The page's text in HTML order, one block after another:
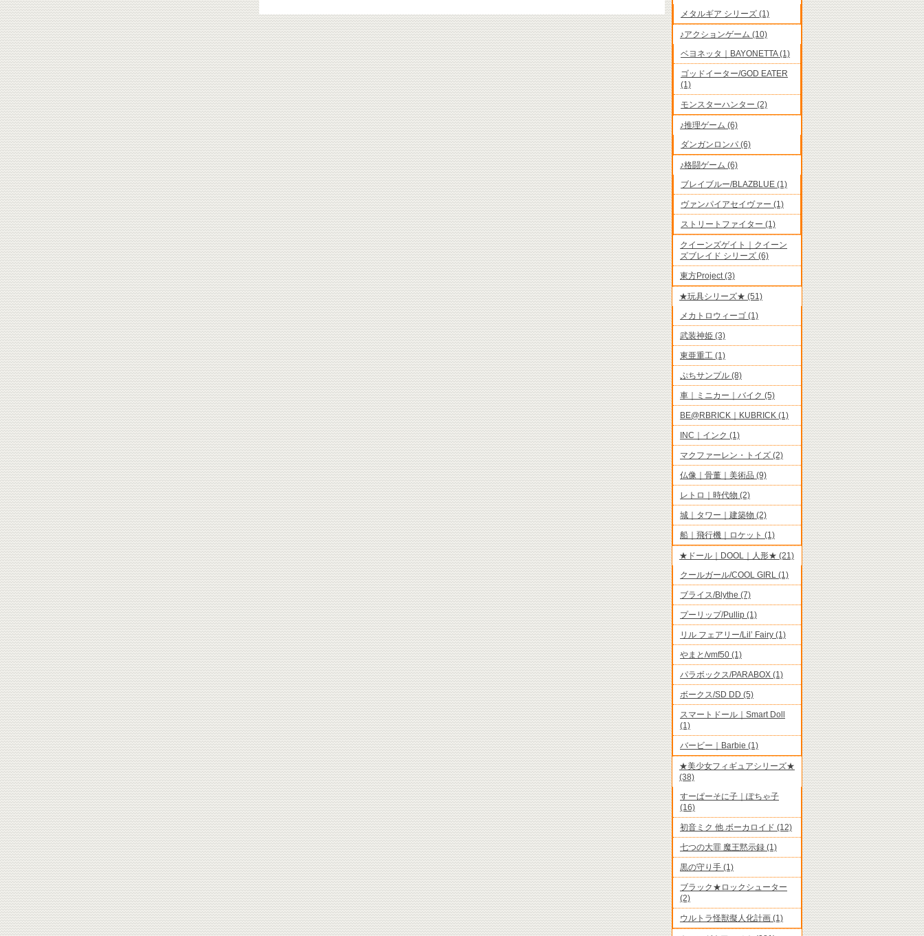
メタルギア シリーズ (1)
♪アクションゲーム (10)
ベヨネッタ｜BAYONETTA (1)
ゴッドイーター/GOD EATER
(1)
モンスターハンター (2)
♪推理ゲーム (6)
ダンガンロンパ (6)
♪格闘ゲーム (6)
ブレイブルー/BLAZBLUE (1)
ヴァンパイアセイヴァー (1)
ストリートファイター (1)
クイーンズゲイト｜クイーン
ズブレイド シリーズ (6)
東方Project (3)
★玩具シリーズ★ (51)
メカトロウィーゴ (1)
武装神姫 (3)
東亜重工 (1)
ぷちサンプル (8)
車｜ミニカー｜バイク (5)
BE@RBRICK｜KUBRICK (1)
INC｜インク (1)
マクファーレン・トイズ (2)
仏像｜骨董｜美術品 (9)
レトロ｜時代物 (2)
城｜タワー｜建築物 (2)
船｜飛行機｜ロケット (1)
★ドール｜DOOL｜人形★ (21)
クールガール/COOL GIRL (1)
ブライス/Blythe (7)
プーリップ/Pullip (1)
リル フェアリー/Lil’ Fairy (1)
やまと/vmf50 (1)
パラボックス/PARABOX (1)
ボークス/SD DD (5)
スマートドール｜Smart Doll
(1)
バービー｜Barbie (1)
★美少女フィギュアシリーズ★
(38)
すーぱーそに子｜ぽちゃ子
(16)
初音ミク 他 ボーカロイド (12)
七つの大罪 魔王黙示録 (1)
黒の守り手 (1)
ブラック★ロックシューター
(2)
ウルトラ怪獣擬人化計画 (1)